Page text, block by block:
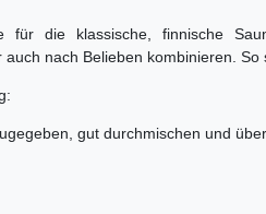
für die klassische, finnische
nach Belieben kombinieren.
gut durchmischen und